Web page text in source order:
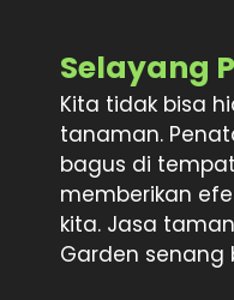
Selayang
Kita tidak bisa
tanaman.
bagus di
memberikan
kita. Jasa
Garden senang